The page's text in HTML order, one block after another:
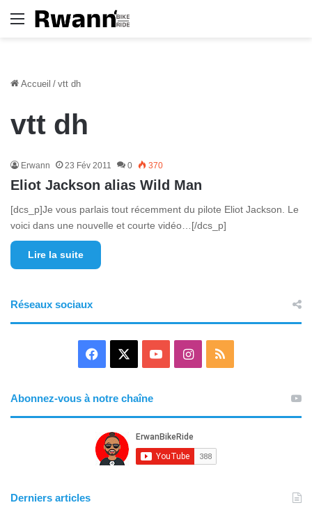
Menu
Accueil / vtt dh
vtt dh
Erwann 23 Fév 2011 0 370
Eliot Jackson alias Wild Man
[dcs_p]Je vous parlais tout récemment du pilote Eliot Jackson. Le
voici dans une nouvelle et courte vidéo…[/dcs_p]
Lire la suite
Réseaux sociaux
e
b
T
u
I
a
Abonnez-vous à notre chaîne
Derniers articles